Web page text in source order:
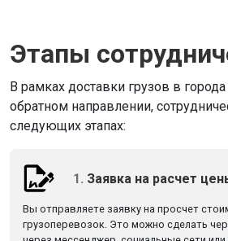
Этапы
В рамках доставки грузов в
обратном направлении,
следующих этапах:
1. Заявка на расчет
Вы отправляете заявку на просчет
грузоперевозок. Это можно сделать